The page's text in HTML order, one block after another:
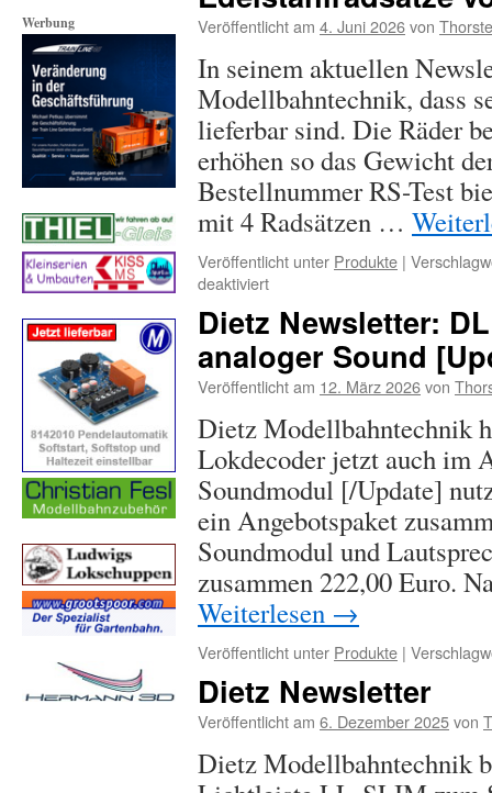
Veröffentlicht am 4. Juni 2026von
In seinem aktuellen
Modellbahntechnik, dass
lieferbar sind. Die Räder
erhöhen so das Gewicht
Bestellnummer RS-Test
mit 4 Radsätzen …
Veröffentlicht unter Produkte |
deaktiviertfür
von
Dietz
Dietz Newsletter:
analoger Sound
Veröffentlicht am 12. März 2026von
Dietz Modellbahntechnik
Lokdecoder jetzt auch im
Soundmodul [/Update]
ein Angebotspaket
Soundmodul und
zusammen 222,00 Euro.
Weiterlesen →
Veröffentlicht unter Produkte |
Dietz Newsletter
Veröffentlicht am 6. Dezember 2025von
Dietz Modellbahntechnik
Werbung